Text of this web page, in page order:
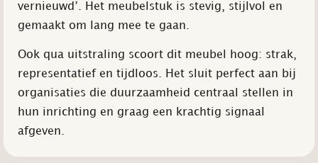
vernieuwd’. Het meubelstuk is stevig, stijlvol en
gemaakt om lang mee te gaan.
Ook qua uitstraling scoort dit meubel hoog: strak,
representatief en tijdloos. Het sluit perfect aan bij
organisaties die duurzaamheid centraal stellen in
hun inrichting en graag een krachtig signaal
afgeven.